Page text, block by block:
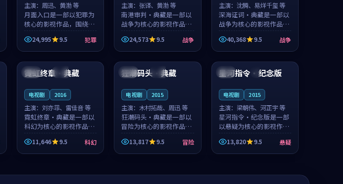
主演： 周迅、黄渤 等
月面入口是一部以犯罪为
核心的影视作品，围绕危
机、反转与人物成长展
开，整体节奏紧凑，值得
推荐观看。
24,995 9.5 犯罪
主演： 张译、黄渤 等
南港审判·典藏是一部以
战争为核心的影视作品，
围绕危机、反转与人物成
长展开，整体节奏紧凑，
值得推荐观看。
24,573 9.5 战争
主演： 沈腾、易烊千玺 等
深海证词·典藏是一部以
战争为核心的影视作品，
围绕危机、反转与人物成
长展开，整体节奏紧凑，
值得推荐观看。
40,368 9.5 战争
中国 热播
99:37
霓虹终章·典藏
电视剧 2016
主演： 刘亦菲、雷佳音 等
霓虹终章·典藏是一部以
科幻为核心的影视作品，
围绕危机、反转与人物成
长展开，整体节奏紧凑，
值得推荐观看。
11,646 9.5 科幻
中国 独播
99:40
狂潮码头·典藏
电视剧 2015
主演： 木村拓哉、周迅 等
狂潮码头·典藏是一部以
冒险为核心的影视作品，
围绕危机、反转与人物成
长展开，整体节奏紧凑，
值得推荐观看。
13,817 9.5 冒险
美国 4K
94:30
星河指令·纪念版
电视剧 2015
主演： 梁朝伟、河正宇 等
星河指令·纪念版是一部
以悬疑为核心的影视作
品，围绕危机、反转与人
物成长展开，整体节奏紧
凑，值得推荐观看。
13,820 9.5 悬疑